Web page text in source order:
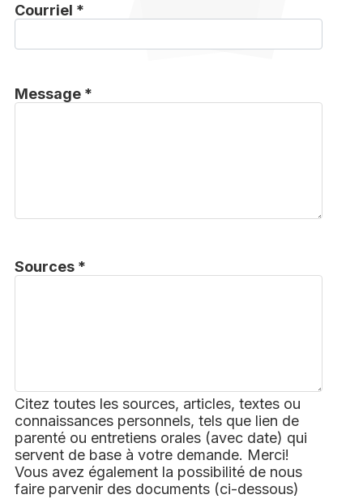
Courriel *
Message *
Sources *
Citez toutes les sources, articles, textes ou
connaissances personnels, tels que lien de
parenté ou entretiens orales (avec date) qui
servent de base à votre demande. Merci!
Vous avez également la possibilité de nous
faire parvenir des documents (ci-dessous)